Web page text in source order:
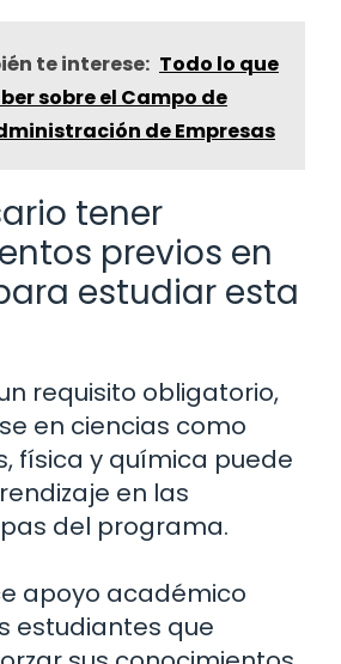
te interese: Todo lo que
sobre el Campo de
de Empresas
tener
previos en
estudiar esta
requisito obligatorio,
en ciencias como
física y química puede
en las
del programa.
apoyo académico
estudiantes que